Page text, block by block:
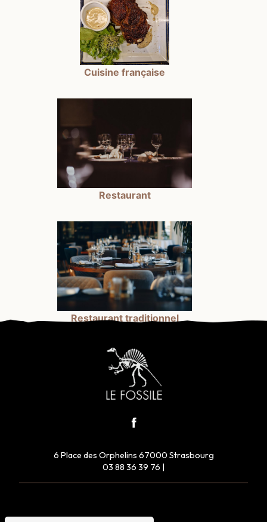
Cuisine française
Restaurant
Restaurant traditionnel
6 Place des Orphelins 67000 Strasbourg
03 88 36 39 76 |